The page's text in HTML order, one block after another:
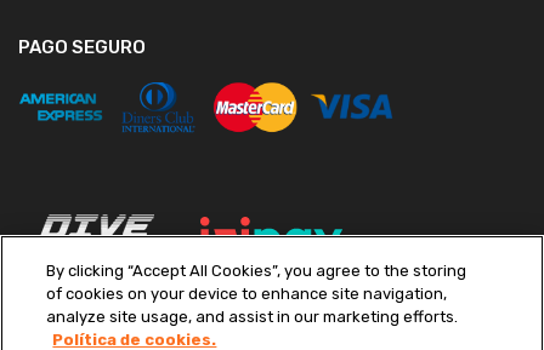
PAGO SEGURO
By clicking “Accept All Cookies”, you agree to the storing
of cookies on your device to enhance site navigation,
analyze site usage, and assist in our marketing efforts.
Política de cookies.